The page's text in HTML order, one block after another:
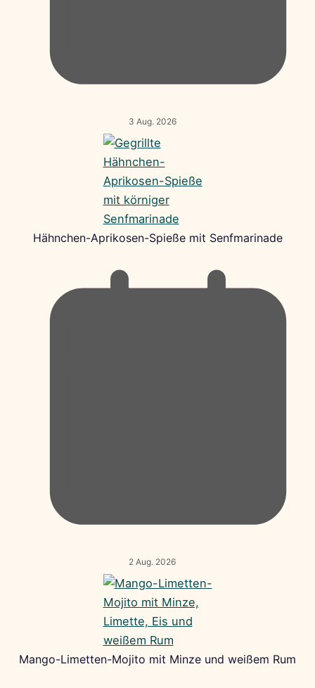
3 Aug. 2026
Hähnchen-Aprikosen-Spieße mit Senfmarinade
2 Aug. 2026
Mango-Limetten-Mojito mit Minze und weißem Rum